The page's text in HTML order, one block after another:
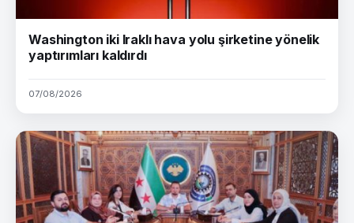
Washington iki Iraklı hava yolu şirketine yönelik
yaptırımları kaldırdı
07/08/2026